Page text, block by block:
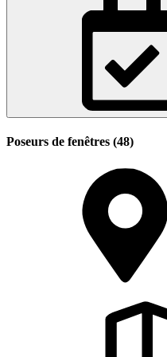
Poseurs de fenêtres (48)